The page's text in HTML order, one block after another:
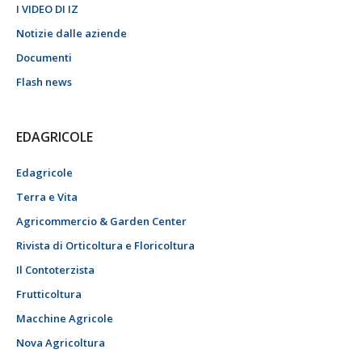
I VIDEO DI IZ
Notizie dalle aziende
Documenti
Flash news
EDAGRICOLE
Edagricole
Terra e Vita
Agricommercio & Garden Center
Rivista di Orticoltura e Floricoltura
Il Contoterzista
Frutticoltura
Macchine Agricole
Nova Agricoltura